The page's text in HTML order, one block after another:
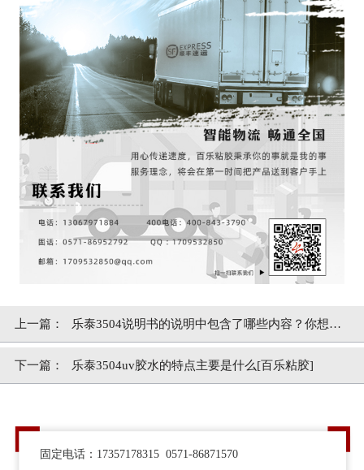
上一篇： 乐泰3504说明书的说明中包含了哪些内容？你想知
道的都有[百乐粘胶]
下一篇： 乐泰3504uv胶水的特点主要是什么[百乐粘胶]
固定电话：17357178315 0571-86871570